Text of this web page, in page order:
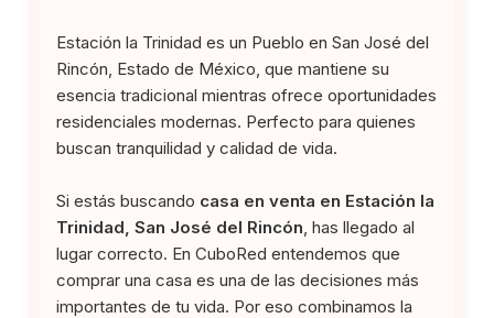
Estación la Trinidad es un Pueblo en San José del
Rincón, Estado de México, que mantiene su
esencia tradicional mientras ofrece oportunidades
residenciales modernas. Perfecto para quienes
buscan tranquilidad y calidad de vida.
Si estás buscando casa en venta en Estación la
Trinidad, San José del Rincón , has llegado al
lugar correcto. En CuboRed entendemos que
comprar una casa es una de las decisiones más
importantes de tu vida. Por eso combinamos la